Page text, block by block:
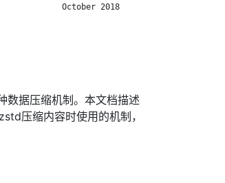
October 2018
数据压缩机制。本文档描述
压缩内容时使用的机制，